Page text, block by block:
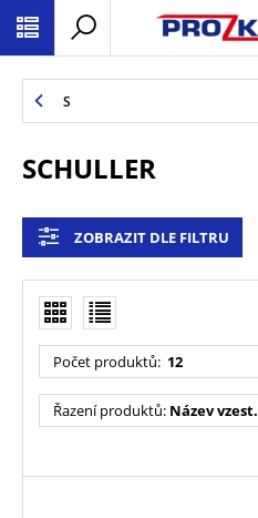
S
SCHULLER
ZOBRAZIT DLE FILTRU
Počet produktů: 12
Řazení produktů: Název vzest.